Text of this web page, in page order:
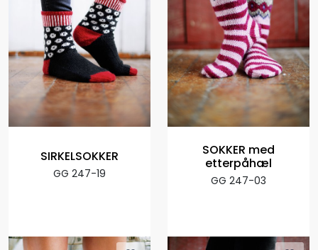
SIRKELSOKKER
GG 247-19
SOKKER med
etterpåhæl
GG 247-03